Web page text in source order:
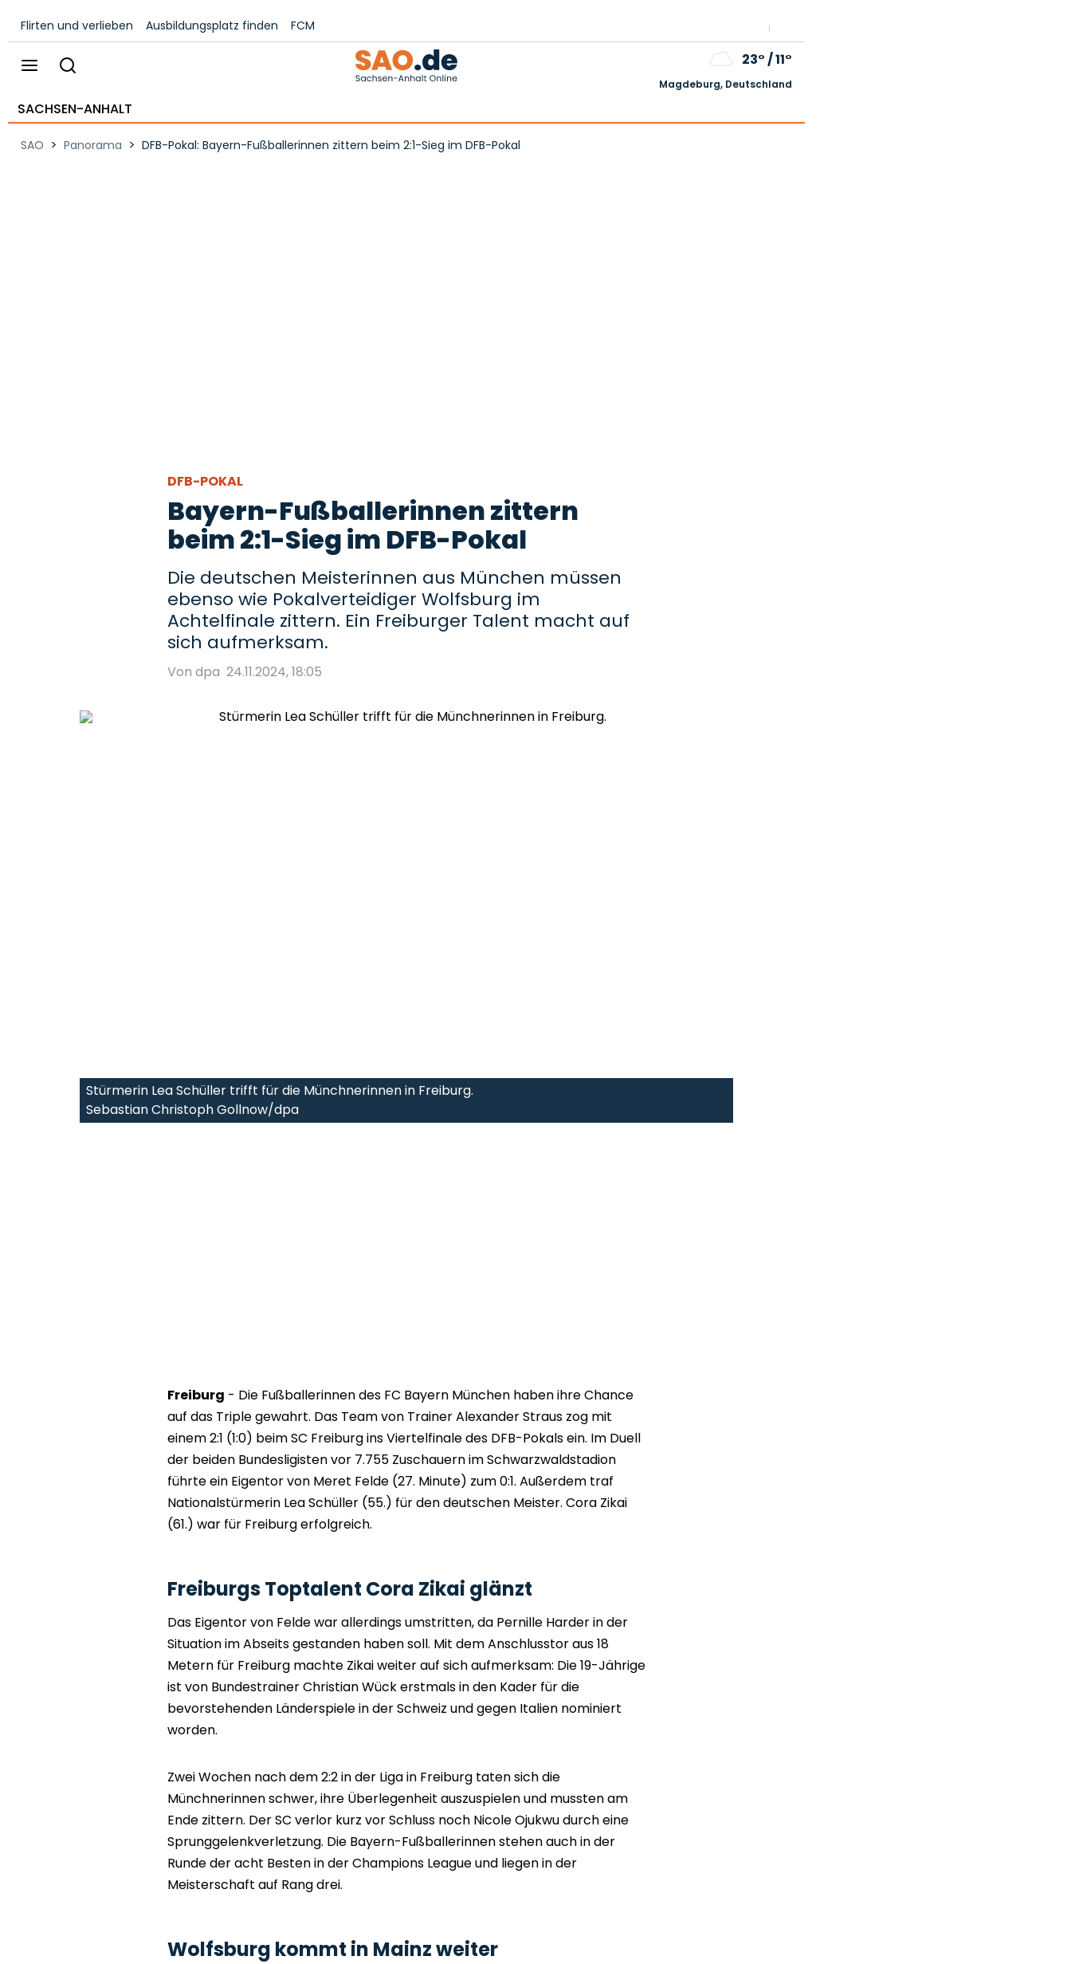
Flirten und verlieben Ausbildungsplatz finden FCM
23°/11°
Magdeburg, Deutschland
SACHSEN-ANHALT
SAO > Panorama > DFB-Pokal: Bayern-Fußballerinnen zittern beim 2:1-Sieg im DFB-Pokal
DFB-POKAL
Bayern-Fußballerinnen zittern
beim 2:1-Sieg im DFB-Pokal
Die deutschen Meisterinnen aus München müssen
ebenso wie Pokalverteidiger Wolfsburg im
Achtelfinale zittern. Ein Freiburger Talent macht auf
sich aufmerksam.
Von dpa 24.11.2024, 18:05
Stürmerin Lea Schüller trifft für die Münchnerinnen in Freiburg.
Sebastian Christoph Gollnow/dpa
Freiburg - Die Fußballerinnen des FC Bayern München haben ihre Chance
auf das Triple gewahrt. Das Team von Trainer Alexander Straus zog mit
einem 2:1 (1:0) beim SC Freiburg ins Viertelfinale des DFB-Pokals ein. Im Duell
der beiden Bundesligisten vor 7.755 Zuschauern im Schwarzwaldstadion
führte ein Eigentor von Meret Felde (27. Minute) zum 0:1. Außerdem traf
Nationalstürmerin Lea Schüller (55.) für den deutschen Meister. Cora Zikai
(61.) war für Freiburg erfolgreich.
Freiburgs Toptalent Cora Zikai glänzt
Das Eigentor von Felde war allerdings umstritten, da Pernille Harder in der
Situation im Abseits gestanden haben soll. Mit dem Anschlusstor aus 18
Metern für Freiburg machte Zikai weiter auf sich aufmerksam: Die 19-Jährige
ist von Bundestrainer Christian Wück erstmals in den Kader für die
bevorstehenden Länderspiele in der Schweiz und gegen Italien nominiert
worden.
Zwei Wochen nach dem 2:2 in der Liga in Freiburg taten sich die
Münchnerinnen schwer, ihre Überlegenheit auszuspielen und mussten am
Ende zittern. Der SC verlor kurz vor Schluss noch Nicole Ojukwu durch eine
Sprunggelenkverletzung. Die Bayern-Fußballerinnen stehen auch in der
Runde der acht Besten in der Champions League und liegen in der
Meisterschaft auf Rang drei.
Wolfsburg kommt in Mainz weiter